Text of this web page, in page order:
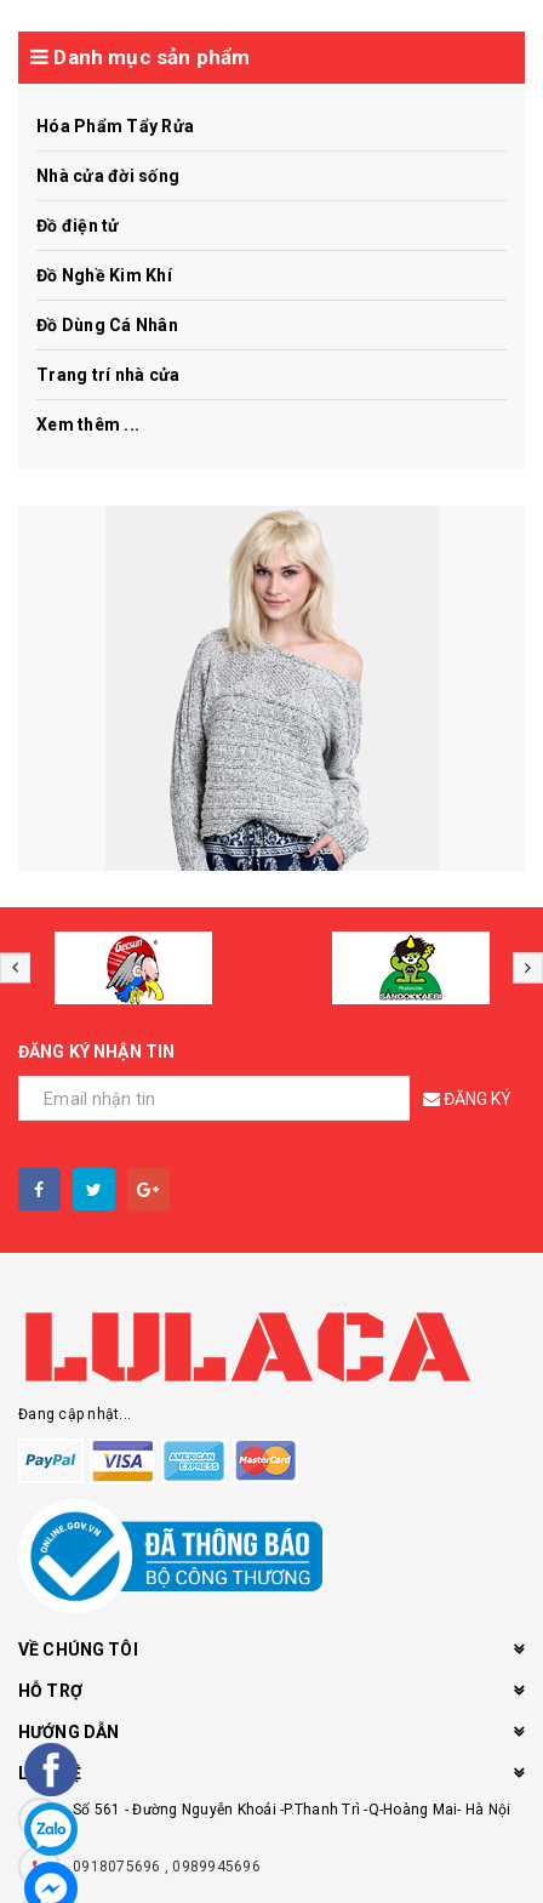
Danh mục sản phẩm
Hóa Phẩm Tẩy Rửa
Nhà cửa đời sống
Đồ điện tử
Đồ Nghề Kim Khí
Đồ Dùng Cá Nhân
Trang trí nhà cửa
Xem thêm ...
ĐĂNG KÝ NHẬN TIN
ĐĂNG KÝ
Đang cập nhật...
VỀ CHÚNG TÔI
HỖ TRỢ
HƯỚNG DẪN
LIÊN HỆ
Số 561 - Đường Nguyễn Khoái -P.Thanh Trì -Q-Hoàng Mai- Hà Nội
0918075696 , 0989945696